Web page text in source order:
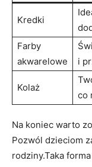
Kredki
Farby
akwarelowe
i
Kolaż
co
Na koniec warto
Pozwól ‌dzieciom
rodziny.Taka